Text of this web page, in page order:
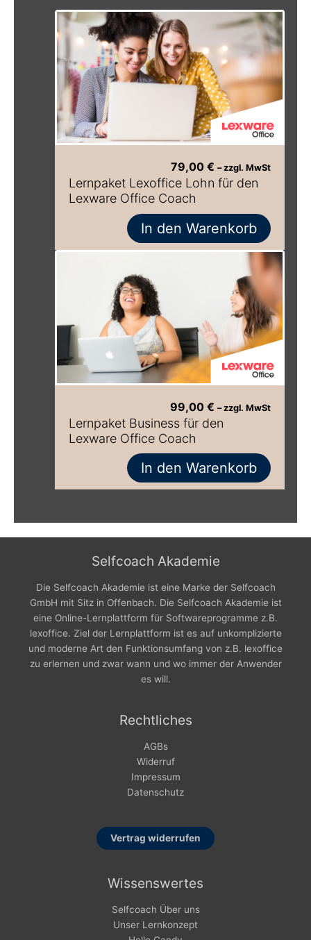
79,00€ – zzgl. MwSt
Lernpaket Lexoffice Lohn für den
Lexware Office Coach
In den Warenkorb
99,00€ – zzgl. MwSt
Lernpaket Business für den
Lexware Office Coach
In den Warenkorb
Selfcoach Akademie
Die Selfcoach Akademie ist eine Marke der Selfcoach
GmbH mit Sitz in Offenbach. Die Selfcoach Akademie ist
eine Online-Lernplattform für Softwareprogramme z.B.
lexoffice. Ziel der Lernplattform ist es auf unkomplizierte
und moderne Art den Funktionsumfang von z.B. lexoffice
zu erlernen und zwar wann und wo immer der Anwender
es will.
Rechtliches
AGBs
Widerruf
Impressum
Datenschutz
Vertrag widerrufen
Wissenswertes
Selfcoach Über uns
Unser Lernkonzept